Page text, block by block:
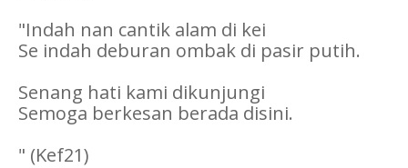
"Indah nan cantik alam di kei
Se indah deburan ombak di pasir putih.
Senang hati kami dikunjungi
Semoga berkesan berada disini.
" (Kef21)